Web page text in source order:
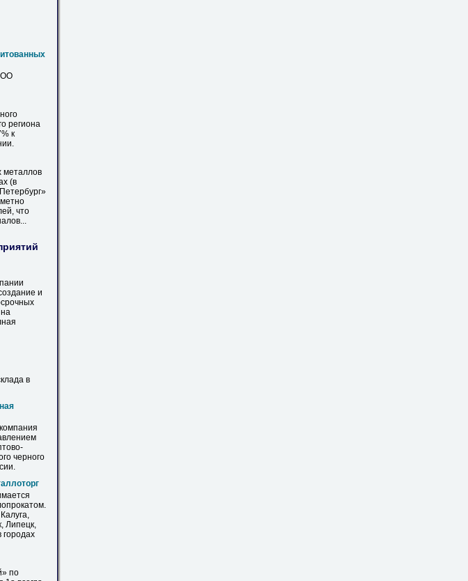
региона
к
металлов
(в
что
и
в
черного
Липецк,
городах
по